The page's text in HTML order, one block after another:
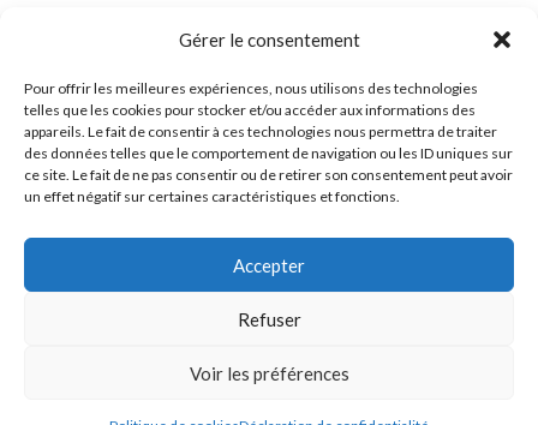
Gérer le consentement
Pour offrir les meilleures expériences, nous utilisons des technologies
telles que les cookies pour stocker et/ou accéder aux informations des
appareils. Le fait de consentir à ces technologies nous permettra de traiter
des données telles que le comportement de navigation ou les ID uniques sur
ce site. Le fait de ne pas consentir ou de retirer son consentement peut avoir
un effet négatif sur certaines caractéristiques et fonctions.
Accepter
Refuser
Voir les préférences